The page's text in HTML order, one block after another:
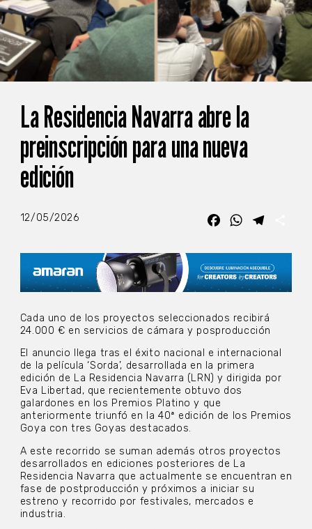
La Residencia Navarra abre la
preinscripción para una nueva
edición
12/05/2026 FacebookWhatsApp
Cada uno de los proyectos seleccionados recibirá
24.000 € en servicios de cámara y posproducción
El anuncio llega tras el éxito nacional e internacional
de la película ‘Sorda’, desarrollada en la primera
edición de La Residencia Navarra (LRN) y dirigida por
Eva Libertad, que recientemente obtuvo dos
galardones en los Premios Platino y que
anteriormente triunfó en la 40ª edición de los Premios
Goya con tres Goyas destacados.
A este recorrido se suman además otros proyectos
desarrollados en ediciones posteriores de La
Residencia Navarra que actualmente se encuentran en
fase de postproducción y próximos a iniciar su
estreno y recorrido por festivales, mercados e
industria.